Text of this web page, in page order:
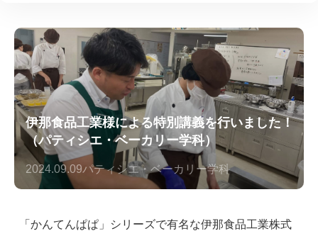
伊那食品工業様による特別講義を行いました！
（パティシエ・ベーカリー学科）
2024.09.09パティシエ・ベーカリー学科
「かんてんぱぱ」シリーズで有名な伊那食品工業株式